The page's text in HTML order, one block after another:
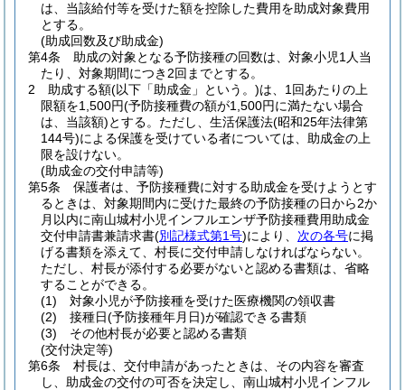
は、当該給付等を受けた額を控除した費用を助成対象費用
とする。
(助成回数及び助成金)
第4条
助成の対象となる予防接種の回数は、対象小児1人当
たり、対象期間につき2回までとする。
2
助成する額(以下「助成金」という。)は、1回あたりの上
限額を1,500円(予防接種費の額が1,500円に満たない場合
は、当該額)とする。 ただし、生活保護法(昭和25年法律第
144号)による保護を受けている者については、助成金の上
限を設けない。
(助成金の交付申請等)
第5条
保護者は、予防接種費に対する助成金を受けようとす
るときは、対象期間内に受けた最終の予防接種の日から2か
月以内に南山城村小児インフルエンザ予防接種費用助成金
交付申請書兼請求書(別記様式第1号)により、 次の各号に掲
げる書類を添えて、村長に交付申請しなければならない。
ただし、村長が添付する必要がないと認める書類は、省略
することができる。
(1)
対象小児が予防接種を受けた医療機関の領収書
(2)
接種日(予防接種年月日)が確認できる書類
(3)
その他村長が必要と認める書類
(交付決定等)
第6条
村長は、交付申請があったときは、その内容を審査
し、助成金の交付の可否を決定し、南山城村小児インフル